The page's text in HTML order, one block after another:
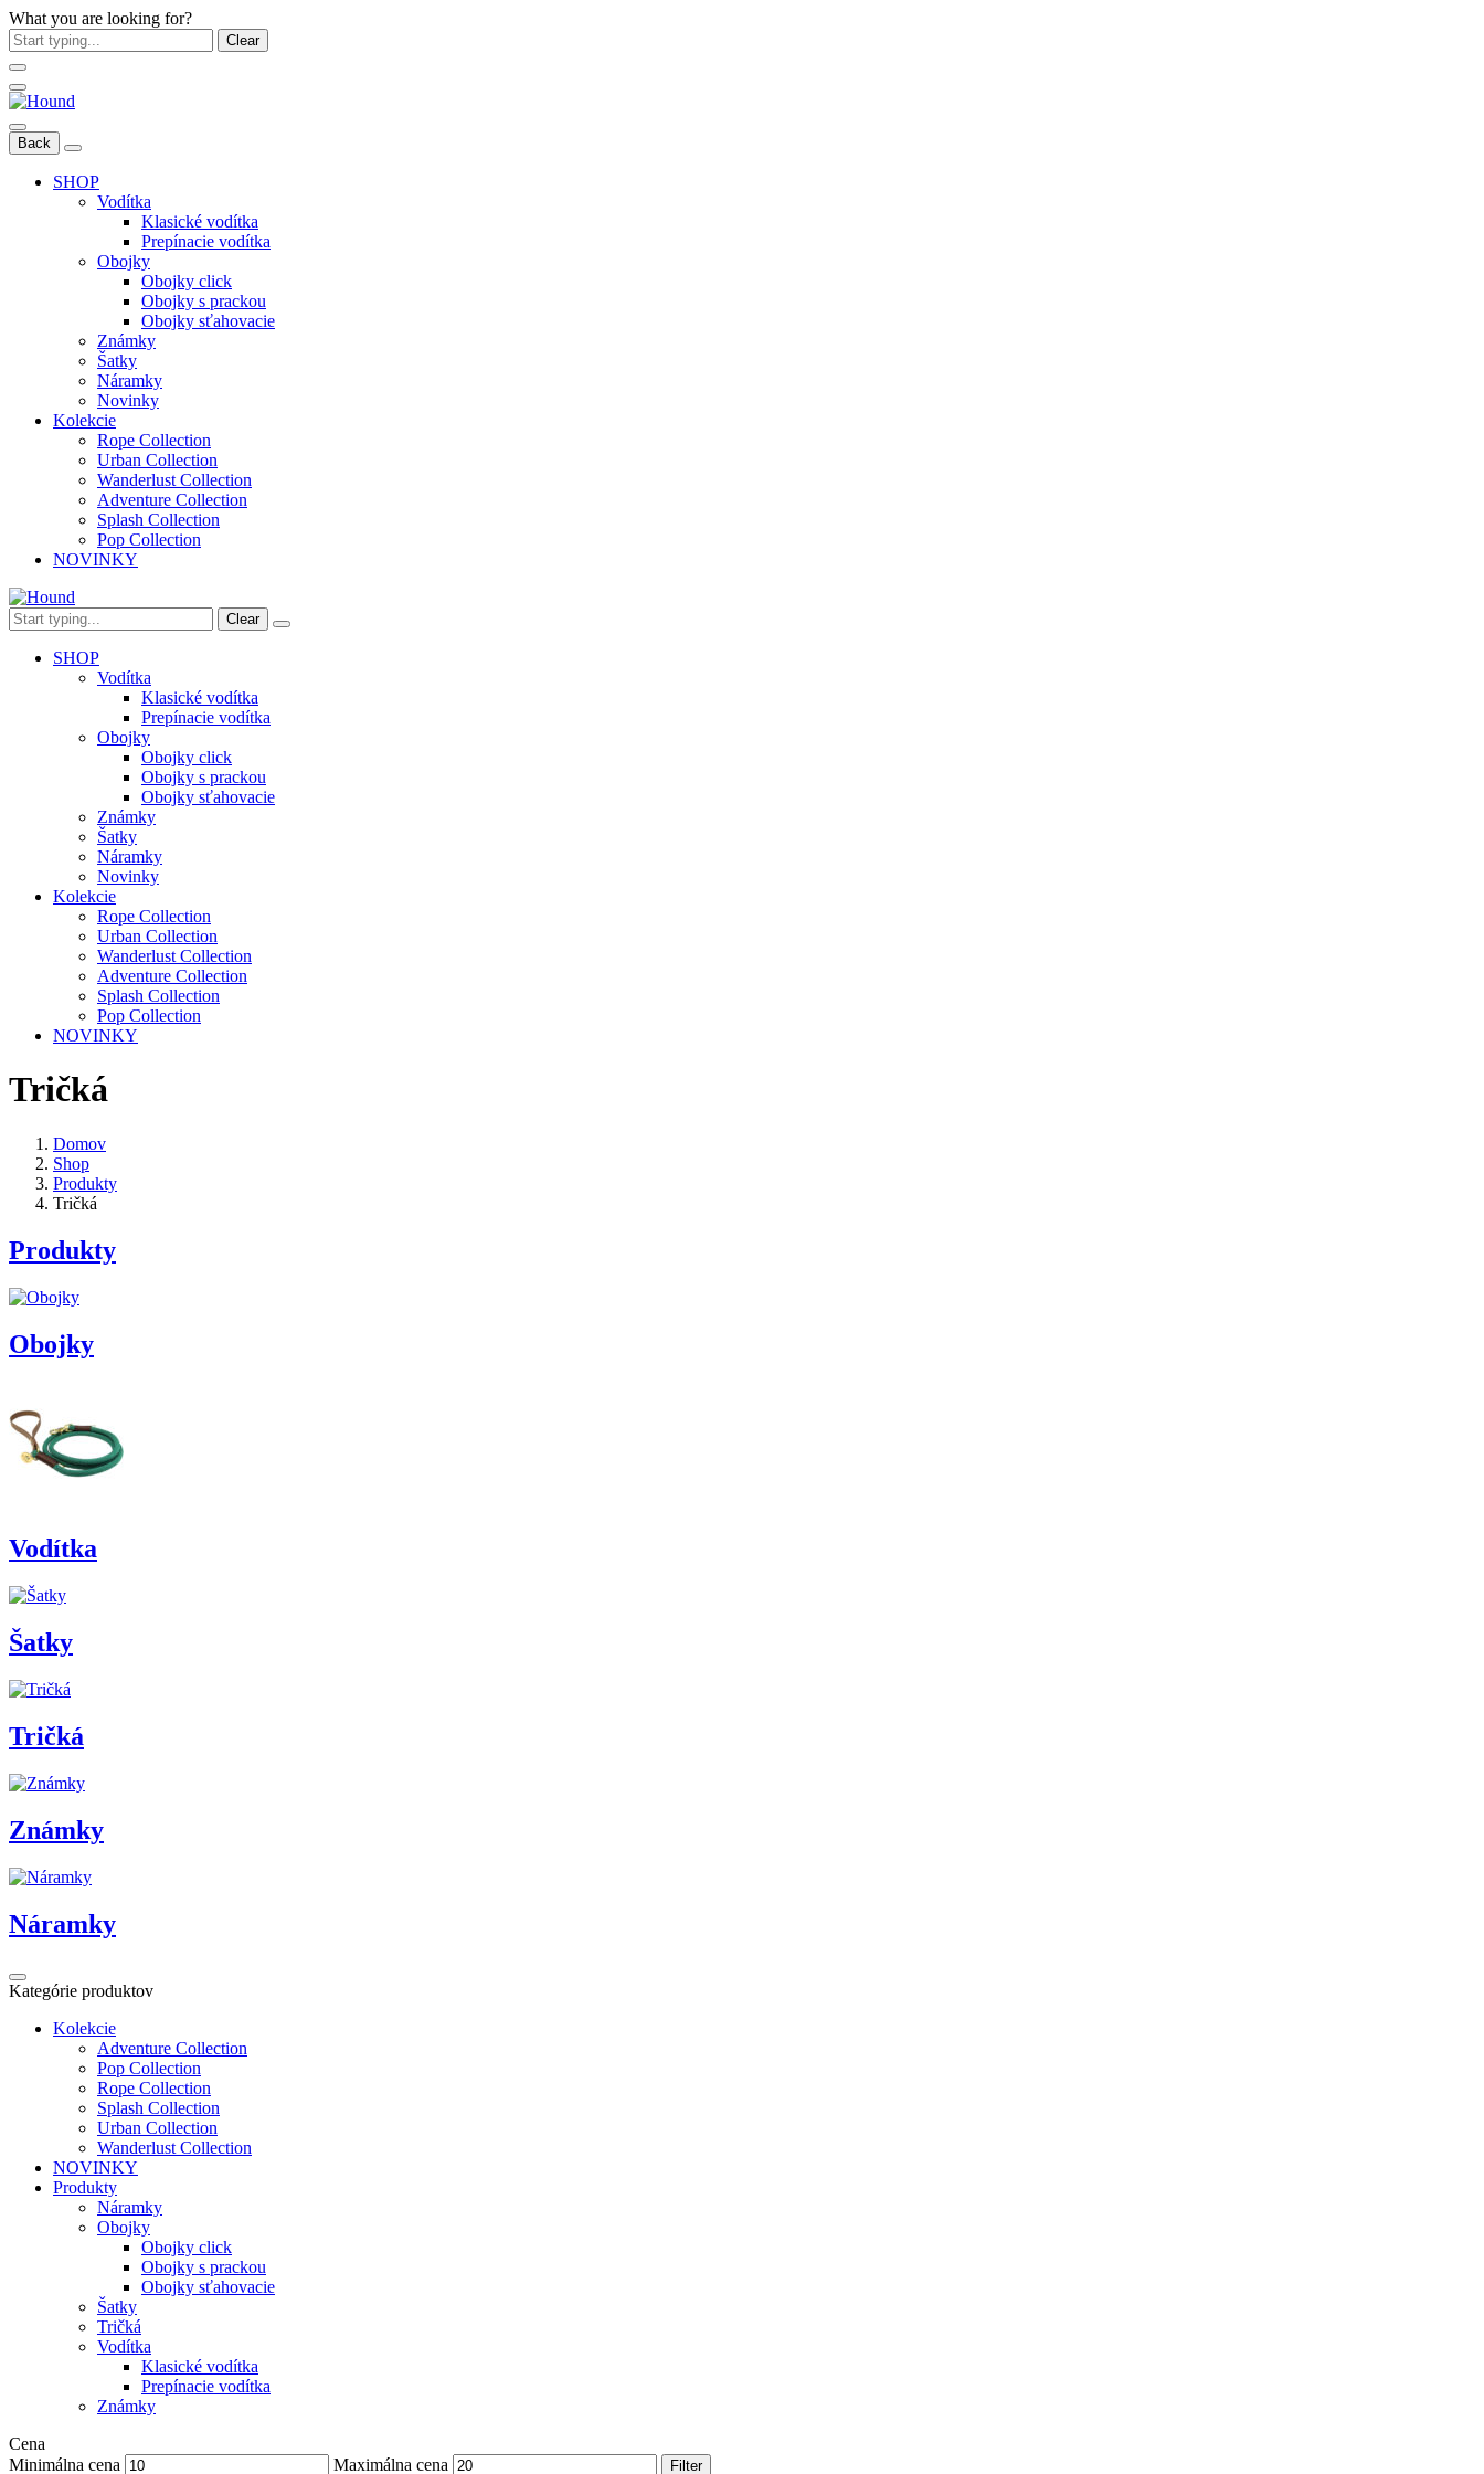
What you are looking for?
Clear
Back
SHOP
Vodítka
Klasické vodítka
Prepínacie vodítka
Obojky
Obojky click
Obojky s prackou
Obojky sťahovacie
Známky
Šatky
Náramky
Novinky
Kolekcie
Rope Collection
Urban Collection
Wanderlust Collection
Adventure Collection
Splash Collection
Pop Collection
NOVINKY
Clear
SHOP
Vodítka
Klasické vodítka
Prepínacie vodítka
Obojky
Obojky click
Obojky s prackou
Obojky sťahovacie
Známky
Šatky
Náramky
Novinky
Kolekcie
Rope Collection
Urban Collection
Wanderlust Collection
Adventure Collection
Splash Collection
Pop Collection
NOVINKY
Tričká
Domov
Shop
Produkty
Tričká
Produkty
Obojky
Vodítka
Šatky
Tričká
Známky
Náramky
Kategórie produktov
Kolekcie
Adventure Collection
Pop Collection
Rope Collection
Splash Collection
Urban Collection
Wanderlust Collection
NOVINKY
Produkty
Náramky
Obojky
Obojky click
Obojky s prackou
Obojky sťahovacie
Šatky
Tričká
Vodítka
Klasické vodítka
Prepínacie vodítka
Známky
Cena
Minimálna cena
Maximálna cena Filter